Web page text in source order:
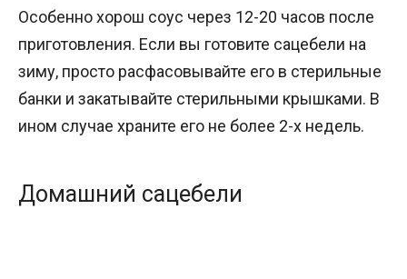
Особенно хорош соус через 12-20 часов после
приготовления. Если вы готовите сацебели на
зиму, просто расфасовывайте его в стерильные
банки и закатывайте стерильными крышками. В
ином случае храните его не более 2-х недель.
Домашний сацебели